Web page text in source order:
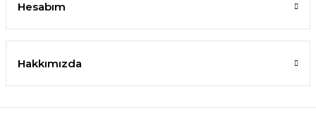
Hesabım
Hakkımızda